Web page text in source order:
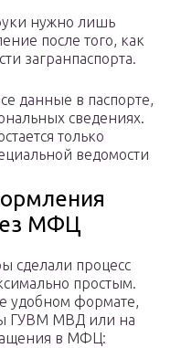
нужно лишь
после того, как
загранпаспорта.
данные в паспорте,
сведениях.
только
ведомости
МФЦ
сделали процесс
простым.
удобном формате,
ГУВМ МВД или на
в МФЦ: